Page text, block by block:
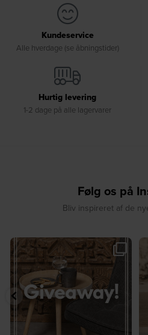
Kundeservice
Alle hverdage (se åbningstider)
Hurtig levering
1-2 dage på alle lagervarer
Følg os på
Bliv inspireret af de
☀️ Sommerens favorit til terrassen ☀️⁠
...
0